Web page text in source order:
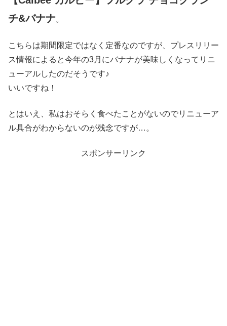
チ&バナナ。
こちらは期間限定ではなく定番なのですが、プレスリリー
ス情報によると今年の3月にバナナが美味しくなってリニ
ューアルしたのだそうです♪
いいですね！
とはいえ、私はおそらく食べたことがないのでリニューア
ル具合がわからないのが残念ですが…。
スポンサーリンク